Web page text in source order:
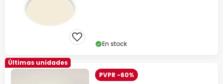
En stock
Últimas unidades
PVPR -60%